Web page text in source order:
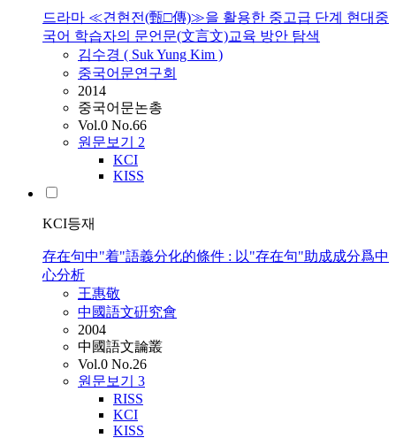
드라마 ≪견현전(甄□傳)≫을 활용한 중고급 단계 현대중
국어 학습자의 문언문(文言文)교육 방안 탐색
김수경 ( Suk Yung Kim )
중국어문연구회
2014
중국어문논총
Vol.0 No.66
원문보기 2
KCI
KISS
KCI등재
存在句中"着"語義分化的條件 : 以"存在句"助成成分爲中
心分析
王惠敬
中國語文硏究會
2004
中國語文論叢
Vol.0 No.26
원문보기 3
RISS
KCI
KISS